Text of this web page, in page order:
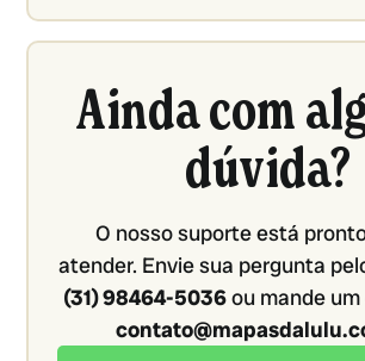
Ainda com
dúvida?
O nosso suporte está
atender. Envie sua pergunta
(31) 98464-5036ou mande um